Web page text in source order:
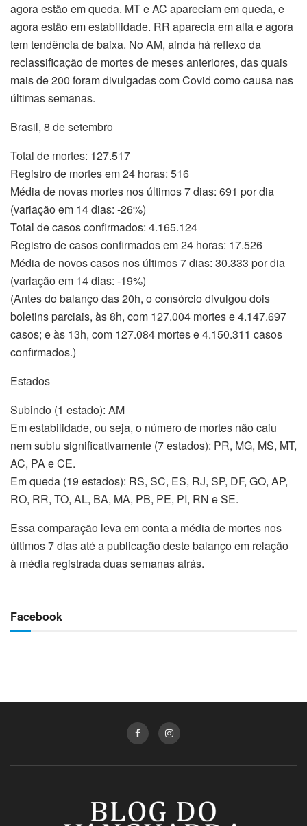
agora estão em queda. MT e AC apareciam em queda, e
agora estão em estabilidade. RR aparecia em alta e agora
tem tendência de baixa. No AM, ainda há reflexo da
reclassificação de mortes de meses anteriores, das quais
mais de 200 foram divulgadas com Covid como causa nas
últimas semanas.
Brasil, 8 de setembro
Total de mortes: 127.517
Registro de mortes em 24 horas: 516
Média de novas mortes nos últimos 7 dias: 691 por dia
(variação em 14 dias: -26%)
Total de casos confirmados: 4.165.124
Registro de casos confirmados em 24 horas: 17.526
Média de novos casos nos últimos 7 dias: 30.333 por dia
(variação em 14 dias: -19%)
(Antes do balanço das 20h, o consórcio divulgou dois
boletins parciais, às 8h, com 127.004 mortes e 4.147.697
casos; e às 13h, com 127.084 mortes e 4.150.311 casos
confirmados.)
Estados
Subindo (1 estado): AM
Em estabilidade, ou seja, o número de mortes não caiu
nem subiu significativamente (7 estados): PR, MG, MS, MT,
AC, PA e CE.
Em queda (19 estados): RS, SC, ES, RJ, SP, DF, GO, AP,
RO, RR, TO, AL, BA, MA, PB, PE, PI, RN e SE.
Essa comparação leva em conta a média de mortes nos
últimos 7 dias até a publicação deste balanço em relação
à média registrada duas semanas atrás.
Facebook